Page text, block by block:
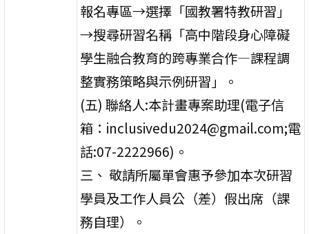
報名專區→選擇「國教署特教研習」
→搜尋研習名稱「高中階段身心障礙
學生融合教育的跨專業合作—課程調
整實務策略與示例研習」。
(五) 聯絡人:本計畫專案助理(電子信
箱：inclusivedu2024@gmail.com;電
話:07-2222966)。
三、 敬請所屬單會惠予參加本次研習
學員及工作人員公（差）假出席（課
務自理）。